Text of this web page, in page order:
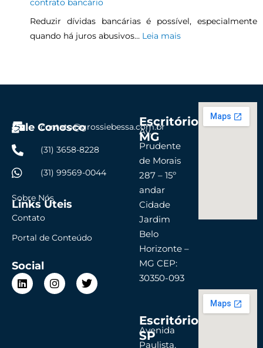
contrato bancário
Reduzir dívidas bancárias é possível, especialmente
quando há juros abusivos… Leia mais
Fale Conosco
contato@grossiebessa.com.br
(31) 3658-8228
(31) 99569-0044
Links Úteis
Sobre Nós
Contato
Portal de Conteúdo
Social
L
i
I
n
T
w
Escritório
MG
Av.
Prudente
de Morais
287 – 15º
andar
Cidade
Jardim
Belo
Horizonte –
MG CEP:
30350-093
Escritório
SP
Avenida
Paulista,